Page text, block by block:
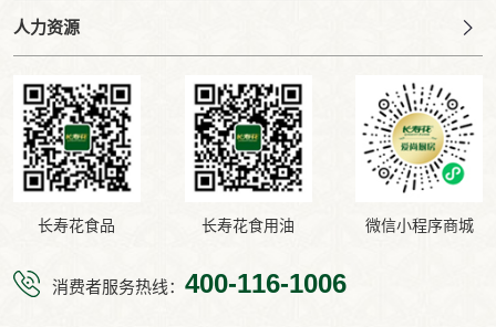
人力资源
长寿花食品 长寿花食用油 微信小程序商城
消费者服务热线： 400-116-1006